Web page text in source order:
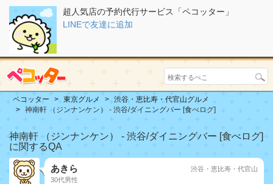
超人気店の予約代行サービス「ペコッター」
LINEで友達に追加
ペコッター 東京グルメ
渋谷・恵比寿・代官山グルメ
神南軒 （ジンナンケン） - 渋谷/ダイニングバー [食べログ]
神南軒 （ジンナンケン） - 渋谷/ダイニングバー [食べログ]
に関するQA
あきら
30代男性
渋谷・恵比寿・代官山